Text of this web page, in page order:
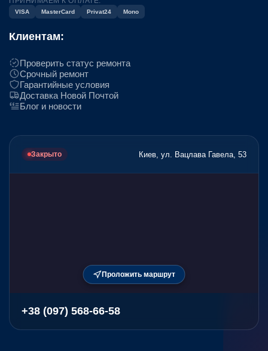
VISA MasterCard Privat24 Mono
Клиентам:
Проверить статус ремонта
Срочный ремонт
Гарантийные условия
Доставка Новой Почтой
Блог и новости
Закрыто Киев, ул. Вацлава Гавела, 53
Проложить маршрут
+38 (097) 568-66-58